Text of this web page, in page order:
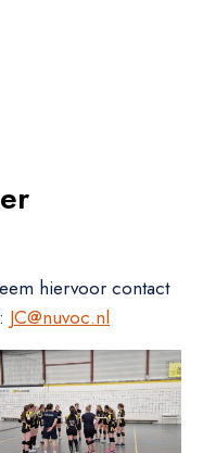
hiervoor contact
JC@nuvoc.nl